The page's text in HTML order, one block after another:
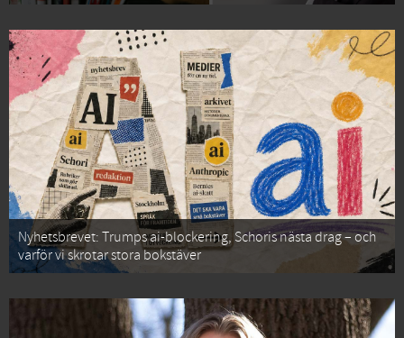
Nyhetsbrevet: Trumps ai-blockering, Schoris nästa drag – och
varför vi skrotar stora bokstäver